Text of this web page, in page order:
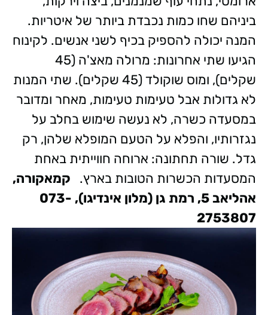
ביניהם שחו כמות נכבדת ביותר של איטריות.
המנה יכולה להספיק בכיף לשני אנשים. לקינוח
הגיעו שתי אחרונות: מרולה מאצ'ה (45
שקלים), ומוס שוקולד (45 שקלים). שתי המנות
לא גדולות אבל טעימות טעימות, מאחר ומדובר
במסעדה כשרה, לא נעשה שימוש בחלב על
נגזרותיו, והפלא על הטעם המופלא שלהן, רק
גדל. שורה תחתונה: ארוחה חווייתית באחת
המסעדות הכשרות הטובות בארץ. קמאקורה,
אהליאב 5, רמת גן (מלון אינדיגו), 073-
2753807